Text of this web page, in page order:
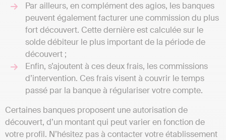
Par ailleurs, en complément des agios, les banques
peuvent également facturer une commission du plus
fort découvert. Cette dernière est calculée sur le
solde débiteur le plus important de la période de
découvert ;
Enfin, s’ajoutent à ces deux frais, les commissions
d’intervention. Ces frais visent à couvrir le temps
passé par la banque à régulariser votre compte.
Certaines banques proposent une autorisation de
découvert, d’un montant qui peut varier en fonction de
votre profil. N’hésitez pas à contacter votre établissement